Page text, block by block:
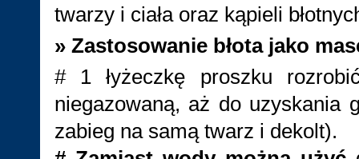
twarzy i ciała oraz kąpieli
» Zastosowanie błota jako
# 1 łyżeczkę proszku
niegazowaną, aż do uzyskania
zabieg na samą twarz i dekolt).